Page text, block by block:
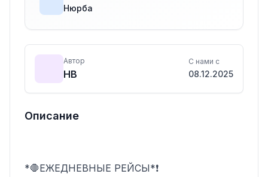
Нюрба
Автор
НВ
С нами с
08.12.2025
Описание
*🛑ЕЖЕДНЕВНЫЕ РЕЙСЫ*❗